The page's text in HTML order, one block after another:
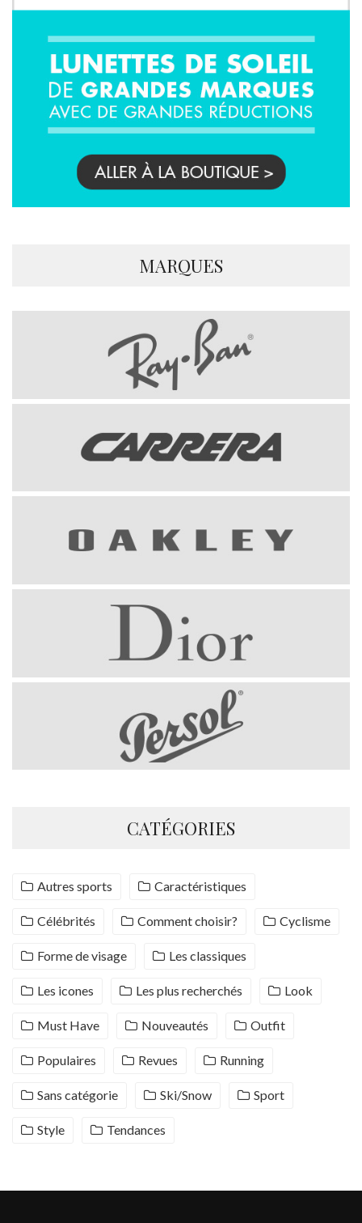
MARQUES
CATÉGORIES
Autres sports Caractéristiques
Célébrités Comment choisir? Cyclisme
Forme de visage Les classiques
Les icones Les plus recherchés Look
Must Have Nouveautés Outfit
Populaires Revues Running
Sans catégorie Ski/Snow Sport
Style Tendances